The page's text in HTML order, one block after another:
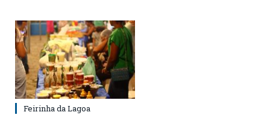
Feirinha da Lagoa